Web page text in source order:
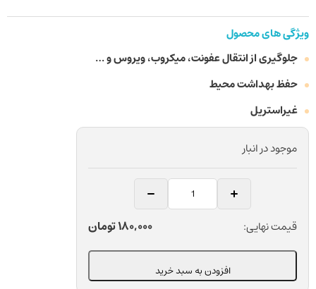
ویژگی های محصول
جلوگیری از انتقال عفونت، میکروب، ویروس و …
حفظ بهداشت محیط
غیراستریل
موجود در انبار
جراح
مدیکال
قیمت نهایی: 180,000تومان
افزودن به سبد خرید